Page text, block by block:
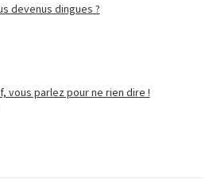
devenus dingues ?
vous parlez pour ne rien dire !